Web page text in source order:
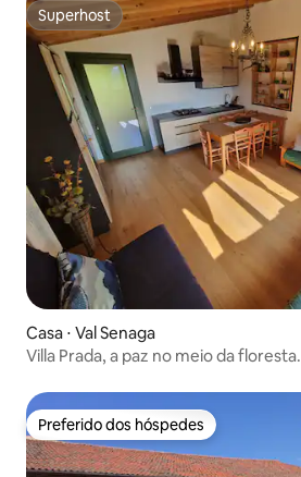
Superhost
Superhost
Casa ⋅ Val Senaga
Villa Prada, a paz no meio da floresta.
Preferido dos hóspedes
Preferido dos hóspedes